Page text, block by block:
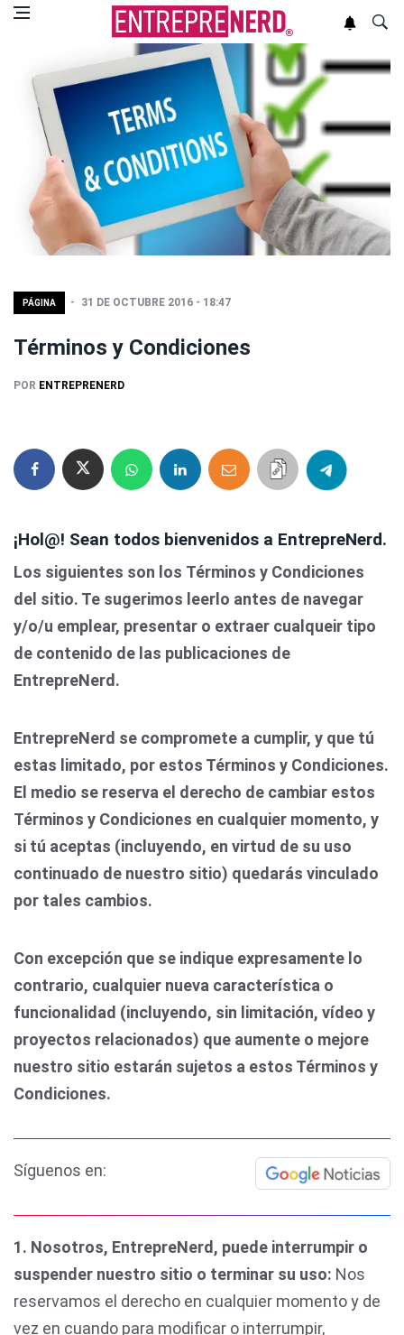
PÁGINA 31 DE OCTUBRE 2016 - 18:47
Términos y Condiciones
POR ENTREPRENERD
¡Hol@! Sean todos bienvenidos a EntrepreNerd.
Los siguientes son los Términos y Condiciones
del sitio. Te sugerimos leerlo antes de navegar
y/o/u emplear, presentar o extraer cualqueir tipo
de contenido de las publicaciones de
EntrepreNerd.
EntrepreNerd se compromete a cumplir, y que tú
estas limitado, por estos Términos y Condiciones.
El medio se reserva el derecho de cambiar estos
Términos y Condiciones en cualquier momento, y
si tú aceptas (incluyendo, en virtud de su uso
continuado de nuestro sitio) quedarás vinculado
por tales cambios.
Con excepción que se indique expresamente lo
contrario, cualquier nueva característica o
funcionalidad (incluyendo, sin limitación, vídeo y
proyectos relacionados) que aumente o mejore
nuestro sitio estarán sujetos a estos Términos y
Condiciones.
Síguenos en:
1. Nosotros, EntrepreNerd, puede interrumpir o
suspender nuestro sitio o terminar su uso: Nos
reservamos el derecho en cualquier momento y de
vez en cuando para modificar o interrumpir,